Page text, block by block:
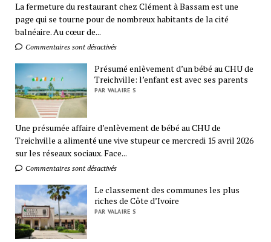
La fermeture du restaurant chez Clément à Bassam est une
page qui se tourne pour de nombreux habitants de la cité
balnéaire. Au cœur de...
Commentaires sont désactivés
Présumé enlèvement d’un bébé au CHU de
Treichville: l’enfant est avec ses parents
PAR VALAIRE S
Une présumée affaire d’enlèvement de bébé au CHU de
Treichville a alimenté une vive stupeur ce mercredi 15 avril 2026
sur les réseaux sociaux. Face...
Commentaires sont désactivés
Le classement des communes les plus
riches de Côte d’Ivoire
PAR VALAIRE S